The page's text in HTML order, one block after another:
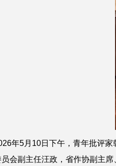
年5月10日下午，青年批评家
会副主任汪政 ，省作协副主